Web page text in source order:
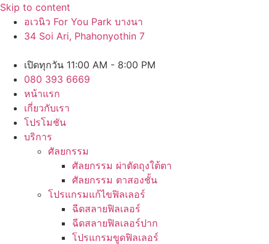
Skip to content
อเวนิว For You Park บางนา
34 Soi Ari, Phahonyothin 7
เปิดทุกวัน 11:00 AM - 8:00 PM
080 393 6669
หน้าแรก
เกี่ยวกับเรา
โปรโมชัน
บริการ
ศัลยกรรม
ศัลยกรรม ผ่าตัดถุงใต้ตา
ศัลยกรรม ตาสองชั้น
โปรแกรมแก้ไขฟิลเลอร์
ฉีดสลายฟิลเลอร์
ฉีดสลายฟิลเลอร์ปาก
โปรแกรมขูดฟิลเลอร์